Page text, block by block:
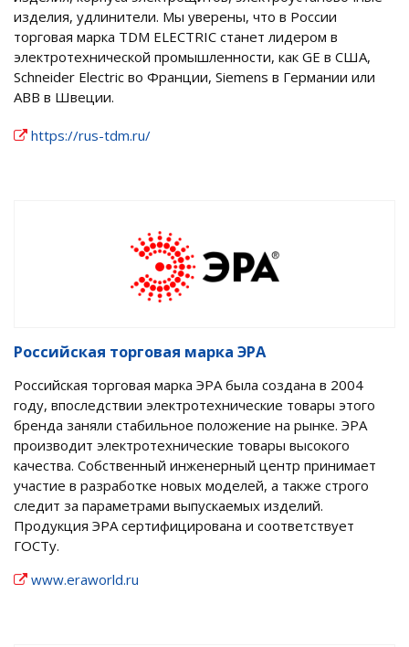
изделия, удлинители. Мы уверены, что в России
торговая марка TDM ЕLECTRIC станет лидером в
электротехнической промышленности, как GE в США,
Schneider Electric во Франции, Siemens в Германии или
АВВ в Швеции.
https://rus-tdm.ru/
Российская торговая марка ЭРА
Российская торговая марка ЭРА была создана в 2004
году, впоследствии электротехнические товары этого
бренда заняли стабильное положение на рынке. ЭРА
производит электротехнические товары высокого
качества. Собственный инженерный центр принимает
участие в разработке новых моделей, а также строго
следит за параметрами выпускаемых изделий.
Продукция ЭРА сертифицирована и соответствует
ГОСТу.
www.eraworld.ru